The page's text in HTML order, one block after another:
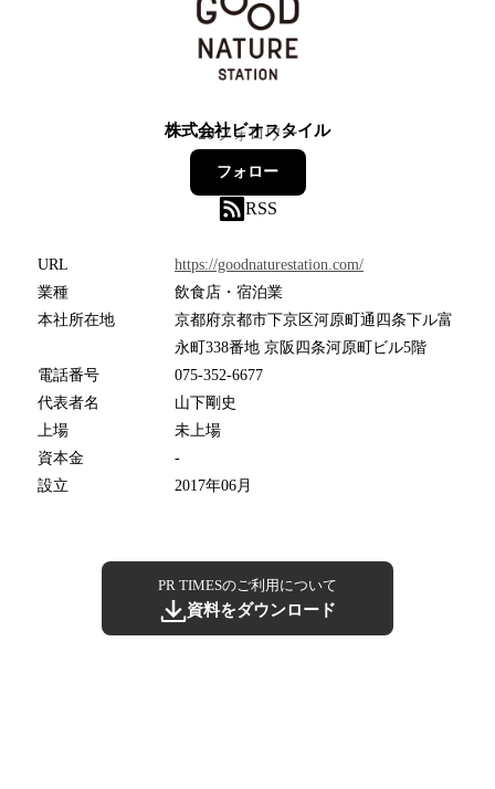
株式会社ビオスタイル
20フォロワー
フォロー
RSS
URL
https://goodnaturestation.com/
業種
飲食店・宿泊業
本社所在地
京都府京都市下京区河原町通四条下ル富
永町338番地 京阪四条河原町ビル5階
電話番号
075-352-6677
代表者名
山下剛史
上場
未上場
資本金
-
設立
2017年06月
PR TIMESのご利用について
資料をダウンロード